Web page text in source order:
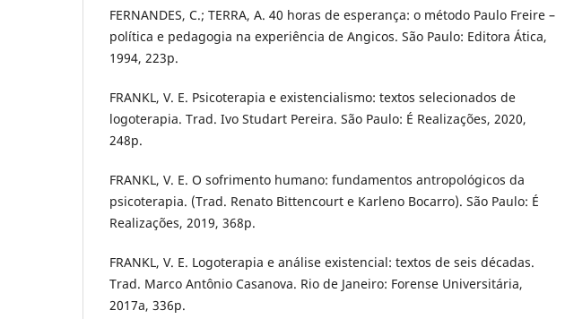
FERNANDES, C.; TERRA, A. 40 horas de esperança: o método Paulo Freire –
política e pedagogia na experiência de Angicos. São Paulo: Editora Ática,
1994, 223p.
FRANKL, V. E. Psicoterapia e existencialismo: textos selecionados de
logoterapia. Trad. Ivo Studart Pereira. São Paulo: É Realizações, 2020,
248p.
FRANKL, V. E. O sofrimento humano: fundamentos antropológicos da
psicoterapia. (Trad. Renato Bittencourt e Karleno Bocarro). São Paulo: É
Realizações, 2019, 368p.
FRANKL, V. E. Logoterapia e análise existencial: textos de seis décadas.
Trad. Marco Antônio Casanova. Rio de Janeiro: Forense Universitária,
2017a, 336p.